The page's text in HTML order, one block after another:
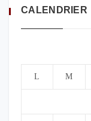
CALENDRIER
L M